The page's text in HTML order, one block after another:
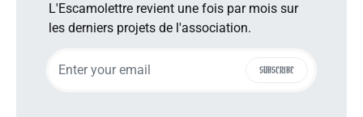
L'Escamolettre revient une fois par mois sur
les derniers projets de l'association.
SUBSCRIBE